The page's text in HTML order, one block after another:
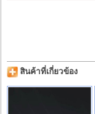
สินค้าที่เกี่ยวข้อง